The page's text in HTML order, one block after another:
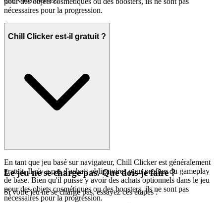
nécessaires pour la progression.
Chill Clicker est-il gratuit ?
En tant que jeu basé sur navigateur, Chill Clicker est généralement
gratuit. Il n'y a pas d'achats obligatoires pour profiter du gameplay
de base. Bien qu'il puisse y avoir des achats optionnels dans le jeu
pour des objets cosmétiques ou des boosters, ils ne sont pas
nécessaires pour la progression.
Le jeu ne se charge pas. Que dois-je faire ?
Si votre jeu ne se charge pas, essayez ces étapes :